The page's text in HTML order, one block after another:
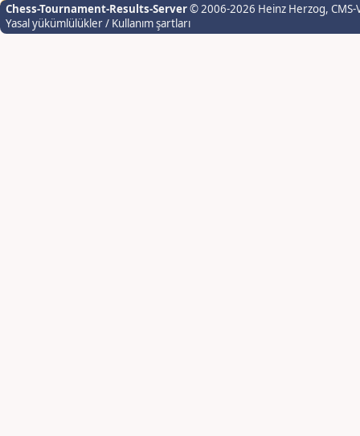
Chess-Tournament-Results-Server© 2006-2026 Heinz Herzog,
Yasal yükümlülükler / Kullanım şartları